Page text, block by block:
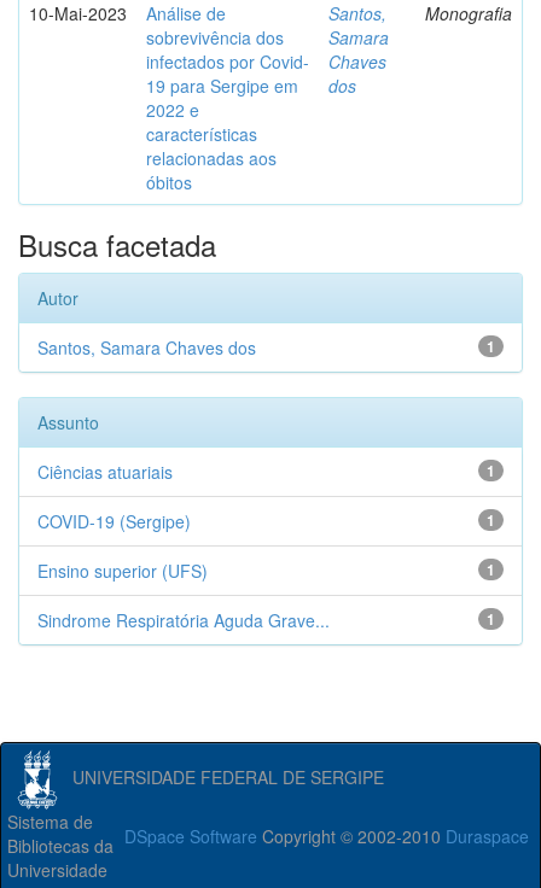
10-Mai-2023
Análise de
sobrevivência dos
infectados por Covid-
19 para Sergipe em
2022 e
características
relacionadas aos
óbitos
Santos,
Samara
Chaves
dos
Monografia
Busca facetada
Autor
1
Santos, Samara Chaves dos
Assunto
1
Ciências atuariais
1
COVID-19 (Sergipe)
1
Ensino superior (UFS)
1
Sindrome Respiratória Aguda Grave...
UNIVERSIDADE FEDERAL DE SERGIPE
DSpace Software Copyright © 2002-2010 Duraspace
Sistema de
Bibliotecas da
Universidade